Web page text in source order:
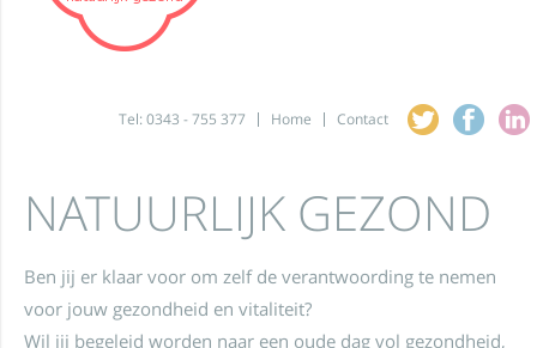
Tel: 0343 - 755 377 Home Contact
NATUURLIJK GEZOND
Ben jij er klaar voor om zelf de verantwoording te nemen
voor jouw gezondheid en vitaliteit?
Wil jij begeleid worden naar een oude dag vol gezondheid,